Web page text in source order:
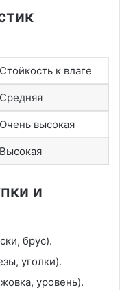
Стойкость к влаге
Средняя
Очень высокая
Высокая
и
брус).
уголки).
уровень).